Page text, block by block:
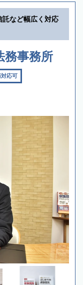
託など幅広く対応
務事務所
応可